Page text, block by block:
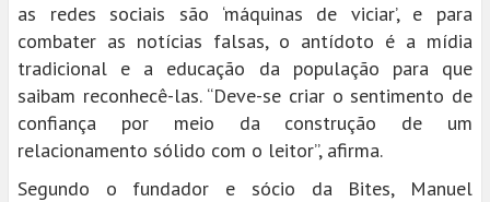
as redes sociais são ‘máquinas de viciar’, e para
combater as notícias falsas, o antídoto é a mídia
tradicional e a educação da população para que
saibam reconhecê-las. “Deve-se criar o sentimento de
confiança por meio da construção de um
relacionamento sólido com o leitor”, afirma.
Segundo o fundador e sócio da Bites, Manuel